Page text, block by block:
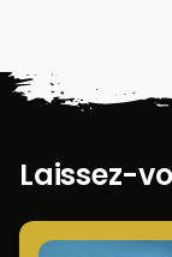
Laissez-